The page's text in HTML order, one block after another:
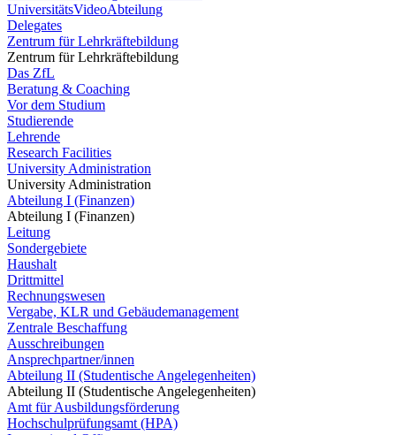
UniversitätsVideoAbteilung
Delegates
Zentrum für Lehrkräftebildung
Zentrum für Lehrkräftebildung
Das ZfL
Beratung & Coaching
Vor dem Studium
Studierende
Lehrende
Research Facilities
University Administration
University Administration
Abteilung I (Finanzen)
Abteilung I (Finanzen)
Leitung
Sondergebiete
Haushalt
Drittmittel
Rechnungswesen
Vergabe, KLR und Gebäudemanagement
Zentrale Beschaffung
Ausschreibungen
Ansprechpartner/innen
Abteilung II (Studentische Angelegenheiten)
Abteilung II (Studentische Angelegenheiten)
Amt für Ausbildungsförderung
Hochschulprüfungsamt (HPA)